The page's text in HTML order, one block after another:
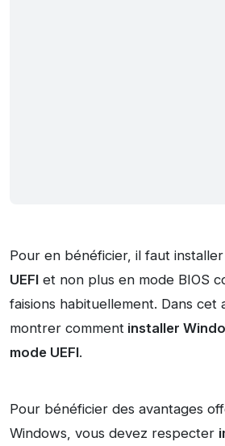
Pour en bénéficier, il faut
UEFI et non plus en mode BIOS
faisions habituellement. Dans cet
montrer comment installer
mode UEFI.
Pour bénéficier des avantages
Windows, vous devez respecter